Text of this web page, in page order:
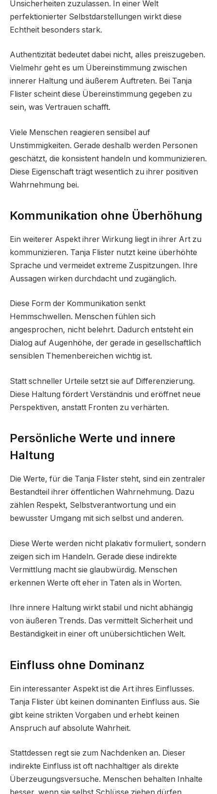
Unsicherheiten zuzulassen. In einer Welt
perfektionierter Selbstdarstellungen wirkt diese
Echtheit besonders stark.
Authentizität bedeutet dabei nicht, alles preiszugeben.
Vielmehr geht es um Übereinstimmung zwischen
innerer Haltung und äußerem Auftreten. Bei Tanja
Flister scheint diese Übereinstimmung gegeben zu
sein, was Vertrauen schafft.
Viele Menschen reagieren sensibel auf
Unstimmigkeiten. Gerade deshalb werden Personen
geschätzt, die konsistent handeln und kommunizieren.
Diese Eigenschaft trägt wesentlich zu ihrer positiven
Wahrnehmung bei.
Kommunikation ohne Überhöhung
Ein weiterer Aspekt ihrer Wirkung liegt in ihrer Art zu
kommunizieren. Tanja Flister nutzt keine überhöhte
Sprache und vermeidet extreme Zuspitzungen. Ihre
Aussagen wirken durchdacht und zugänglich.
Diese Form der Kommunikation senkt
Hemmschwellen. Menschen fühlen sich
angesprochen, nicht belehrt. Dadurch entsteht ein
Dialog auf Augenhöhe, der gerade in gesellschaftlich
sensiblen Themenbereichen wichtig ist.
Statt schneller Urteile setzt sie auf Differenzierung.
Diese Haltung fördert Verständnis und eröffnet neue
Perspektiven, anstatt Fronten zu verhärten.
Persönliche Werte und innere
Haltung
Die Werte, für die Tanja Flister steht, sind ein zentraler
Bestandteil ihrer öffentlichen Wahrnehmung. Dazu
zählen Respekt, Selbstverantwortung und ein
bewusster Umgang mit sich selbst und anderen.
Diese Werte werden nicht plakativ formuliert, sondern
zeigen sich im Handeln. Gerade diese indirekte
Vermittlung macht sie glaubwürdig. Menschen
erkennen Werte oft eher in Taten als in Worten.
Ihre innere Haltung wirkt stabil und nicht abhängig
von äußeren Trends. Das vermittelt Sicherheit und
Beständigkeit in einer oft unübersichtlichen Welt.
Einfluss ohne Dominanz
Ein interessanter Aspekt ist die Art ihres Einflusses.
Tanja Flister übt keinen dominanten Einfluss aus. Sie
gibt keine strikten Vorgaben und erhebt keinen
Anspruch auf absolute Wahrheit.
Stattdessen regt sie zum Nachdenken an. Dieser
indirekte Einfluss ist oft nachhaltiger als direkte
Überzeugungsversuche. Menschen behalten Inhalte